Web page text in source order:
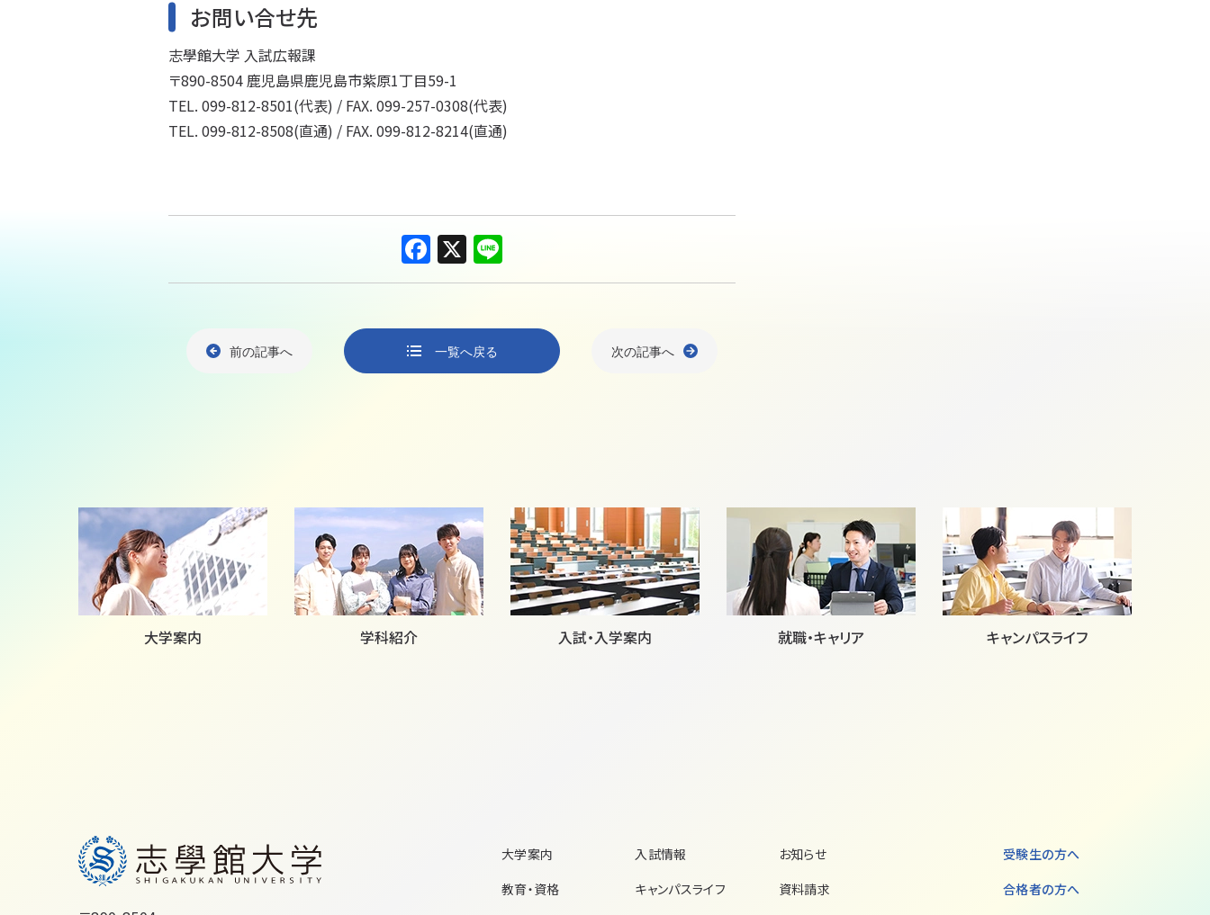
お問い合せ先
志學館大学 入試広報課
〒890-8504 鹿児島県鹿児島市紫原1丁目59-1
TEL. 099-812-8501(代表) / FAX. 099-257-0308(代表)
TEL. 099-812-8508(直通) / FAX. 099-812-8214(直通)
F
a
e
b
X
n
前の記事へ 次の記事へ
一覧へ戻る
大学案内 学科紹介 入試・入学案内 就職・キャリア キャンパスライフ
大学案内
教育・資格
入試情報
キャンパスライフ
お知らせ
資料請求
受験生の方へ
合格者の方へ